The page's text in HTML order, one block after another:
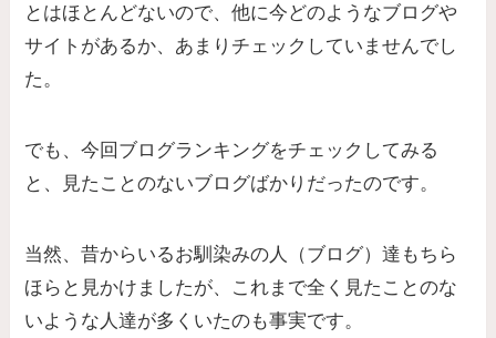
とはほとんどないので、他に今どのようなブログや
サイトがあるか、あまりチェックしていませんでし
た。
でも、今回ブログランキングをチェックしてみる
と、見たことのないブログばかりだったのです。
当然、昔からいるお馴染みの人（ブログ）達もちら
ほらと見かけましたが、これまで全く見たことのな
いような人達が多くいたのも事実です。